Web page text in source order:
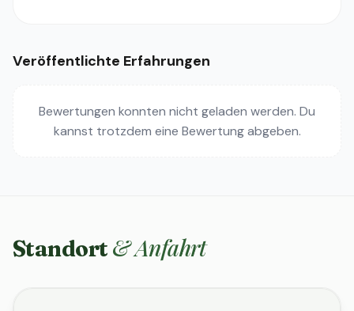
Veröffentlichte Erfahrungen
Bewertungen konnten nicht geladen werden. Du
kannst trotzdem eine Bewertung abgeben.
Standort & Anfahrt